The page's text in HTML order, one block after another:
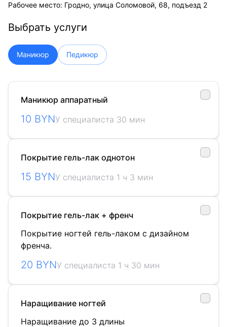
Рабочее место: Гродно, улица Соломовой, 68, подъезд 2
Выбрать услуги
Маникюр Педикюр
Маникюр аппаратный
10 BYNУ специалиста 30 мин
Покрытие гель-лак однотон
15 BYNУ специалиста 1 ч 3 мин
Покрытие гель-лак + френч
Покрытие ногтей гель-лаком с дизайном
френча.
20 BYNУ специалиста 1 ч 30 мин
Наращивание ногтей
Наращивание до 3 длины